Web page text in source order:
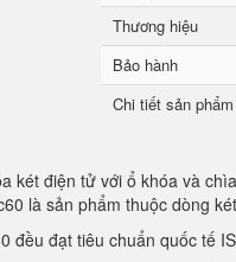
Thương hiệu
Bảo hành
Chi tiết sản phẩm
két điện tử với ổ khóa và
là sản phẩm thuộc dòng
đều đạt tiêu chuẩn quốc